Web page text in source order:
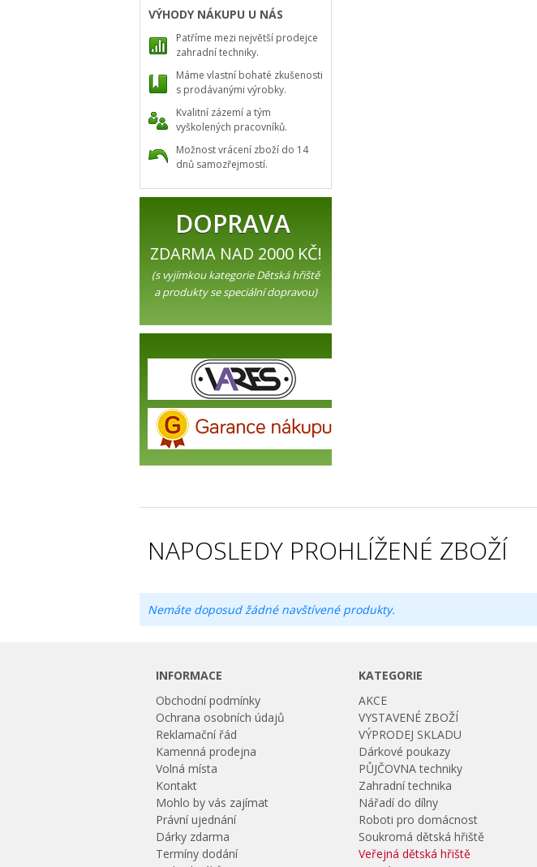
VÝHODY NÁKUPU U NÁS
Patříme mezi největší prodejce
zahradní techniky.
Máme vlastní bohaté zkušenosti
s prodávanými výrobky.
Kvalitní zázemí a tým
vyškolených pracovníků.
Možnost vrácení zboží do 14
dnů samozřejmostí.
DOPRAVA
ZDARMA NAD 2000 KČ!
(s vyjímkou kategorie Dětská hřiště
a produkty se speciální dopravou)
NAPOSLEDY PROHLÍŽENÉ ZBOŽÍ
Nemáte doposud žádné navštívené produkty.
INFORMACE
Obchodní podmínky
Ochrana osobních údajů
Reklamační řád
Kamenná prodejna
Volná místa
Kontakt
Mohlo by vás zajímat
Právní ujednání
Dárky zdarma
Termíny dodání
KATEGORIE
AKCE
VYSTAVENÉ ZBOŽÍ
VÝPRODEJ SKLADU
Dárkové poukazy
PŮJČOVNA techniky
Zahradní technika
Nářadí do dílny
Roboti pro domácnost
Soukromá dětská hřiště
Veřejná dětská hřiště